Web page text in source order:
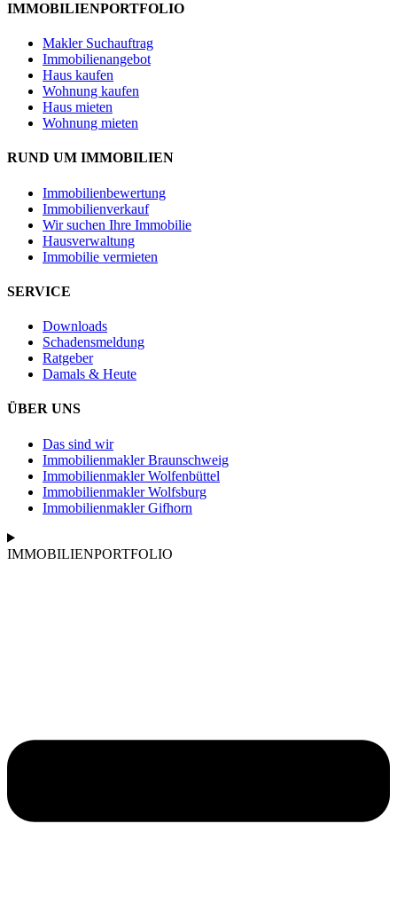
IMMOBILIENPORTFOLIO
Makler Suchauftrag
Immobilienangebot
Haus kaufen
Wohnung kaufen
Haus mieten
Wohnung mieten
RUND UM IMMOBILIEN
Immobilienbewertung
Immobilienverkauf
Wir suchen Ihre Immobilie
Hausverwaltung
Immobilie vermieten
SERVICE
Downloads
Schadensmeldung
Ratgeber
Damals & Heute
ÜBER UNS
Das sind wir
Immobilienmakler Braunschweig
Immobilienmakler Wolfenbüttel
Immobilienmakler Wolfsburg
Immobilienmakler Gifhorn
IMMOBILIENPORTFOLIO